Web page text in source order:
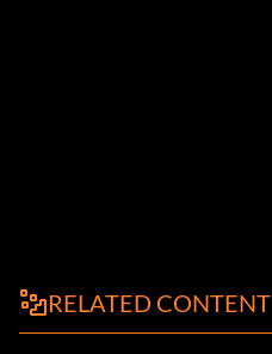
RELATED CONTENT